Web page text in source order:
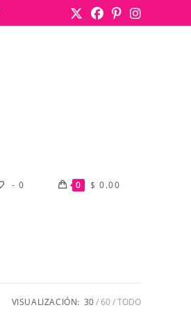
- 0 0 $ 0.00
VISUALIZACIÓN: 30 60 TODO